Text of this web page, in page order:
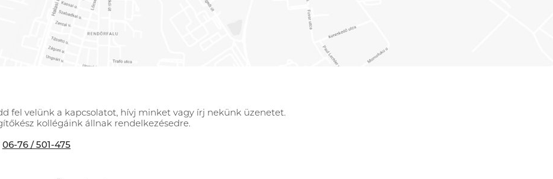
fel velünk a kapcsolatot, hívj minket vagy írj nekünk üzenetet.
kollégáink állnak rendelkezésedre.
06-76 / 501-475